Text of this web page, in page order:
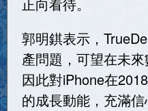
正向看待。
郭明錤表示，
產問題，可望在未
因此對iPhone在
的成長動能，充滿信